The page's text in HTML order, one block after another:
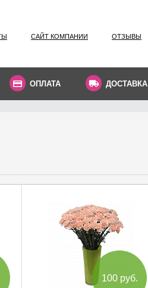
САЙТ КОМПАНИИ ОТЗЫВЫ
ОПЛАТА ДОСТАВКА
100 руб.